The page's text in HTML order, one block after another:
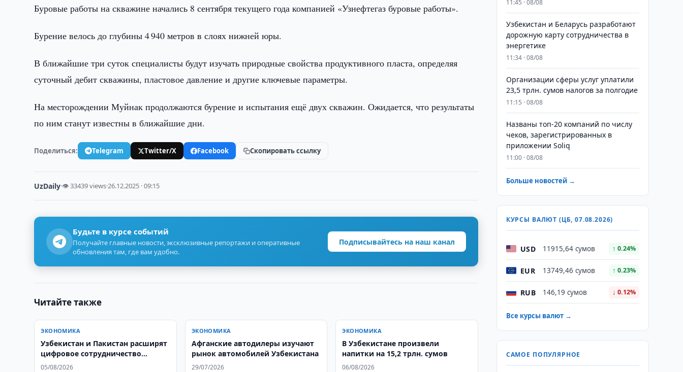
Буровые работы на скважине начались 8 сентября текущего года компанией «Узнефтегаз буровые работы».
Бурение велось до глубины 4 940 метров в слоях нижней юры.
В ближайшие три суток специалисты будут изучать природные свойства продуктивного пласта, определяя
суточный дебит скважины, пластовое давление и другие ключевые параметры.
На месторождении Муйнак продолжаются бурение и испытания ещё двух скважин. Ожидается, что результаты
по ним станут известны в ближайшие дни.
Поделиться: Telegram Twitter/X Facebook Скопировать ссылку
UzDaily·👁 33439 views·26.12.2025 · 09:15
Будьте в курсе событий
Получайте главные новости, эксклюзивные репортажи и оперативные
обновления там, где вам удобно.
Подписывайтесь на наш канал
Читайте также
ЭКОНОМИКА
Узбекистан и Пакистан расширят
цифровое сотрудничество
таможен
05/08/2026
ЭКОНОМИКА
Афганские автодилеры изучают
рынок автомобилей Узбекистана
29/07/2026
ЭКОНОМИКА
В Узбекистане произвели
напитки на 15,2 трлн. сумов
06/08/2026
11:45 · 08/08
Узбекистан и Беларусь разработают
дорожную карту сотрудничества в
энергетике
11:34 · 08/08
Организации сферы услуг уплатили
23,5 трлн. сумов налогов за полгодие
11:15 · 08/08
Названы топ-20 компаний по числу
чеков, зарегистрированных в
приложении Soliq
11:00 · 08/08
Больше новостей →
КУРСЫ ВАЛЮТ (ЦБ, 07.08.2026)
USD 11915,64 сумов ↑ 0.24%
EUR 13749,46 сумов ↑ 0.23%
RUB 146,19 сумов ↓ 0.12%
Все курсы валют →
САМОЕ ПОПУЛЯРНОЕ